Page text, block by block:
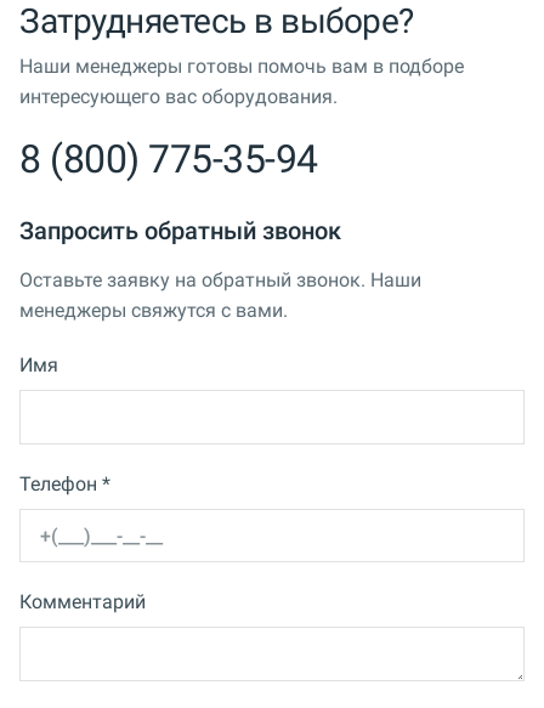
Затрудняетесь в выборе?
Наши менеджеры готовы помочь вам в подборе
интересующего вас оборудования.
8 (800) 775-35-94
Запросить обратный звонок
Оставьте заявку на обратный звонок. Наши
менеджеры свяжутся с вами.
Имя
Телефон *
Комментарий